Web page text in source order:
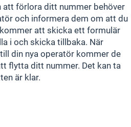
att förlora ditt nummer behöver
och informera dem om att du
att skicka ett formulär
i och skicka tillbaka. När
din nya operatör kommer de
flytta ditt nummer. Det kan ta
är klar.